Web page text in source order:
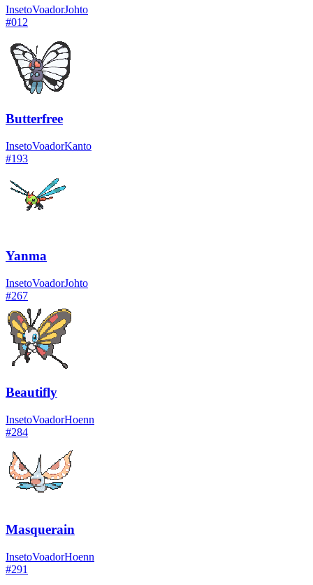
InsetoVoadorJohto
#012
Butterfree
InsetoVoadorKanto
#193
Yanma
InsetoVoadorJohto
#267
Beautifly
InsetoVoadorHoenn
#284
Masquerain
InsetoVoadorHoenn
#291